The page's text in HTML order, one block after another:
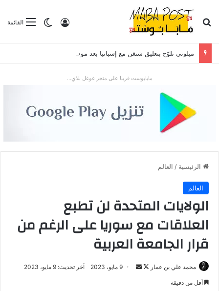
القائمةالوضع
تسجيل الدخول بحث عن
ميلوني تلوّح بتعليق شنغن مع إسبانيا بعد موجة الهجرة في سبتة
مابابوست قريبا على متجر غوغل بلاي...
الرئيسية / العالم
العالم
الولايات المتحدة لن تطبع
العلاقات مع سوريا على الرغم من
قرار الجامعة العربية
محمد علي بن عمار
تابعأرسل 9 مايو، 2023 آخر تحديث: 9 مايو، 2023
أقل من دقيقة